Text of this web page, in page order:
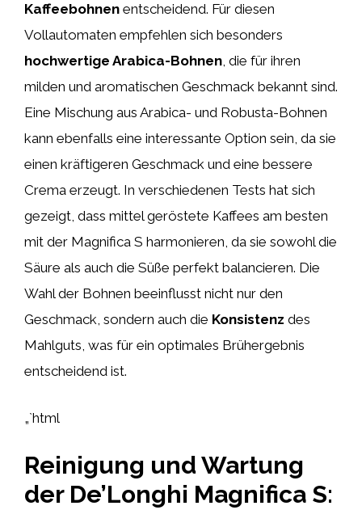
Kaffeebohnen entscheidend. Für diesen
Vollautomaten empfehlen sich besonders
hochwertige Arabica-Bohnen, die für ihren
milden und aromatischen Geschmack bekannt sind.
Eine Mischung aus Arabica- und Robusta-Bohnen
kann ebenfalls eine interessante Option sein, da sie
einen kräftigeren Geschmack und eine bessere
Crema erzeugt. In verschiedenen Tests hat sich
gezeigt, dass mittel geröstete Kaffees am besten
mit der Magnifica S harmonieren, da sie sowohl die
Säure als auch die Süße perfekt balancieren. Die
Wahl der Bohnen beeinflusst nicht nur den
Geschmack, sondern auch die Konsistenz des
Mahlguts, was für ein optimales Brühergebnis
entscheidend ist.
„`html
Reinigung und Wartung
der De’Longhi Magnifica S: